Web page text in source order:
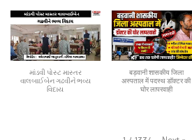
માંડવી પોસ્ટ માસ્તર
વાલબાઈબેન ગઢવીને ભવ્ય
વિદાય
बड़वानी शासकीय जिला
अस्पताल में पदस्थ डॉक्टर की
घोर लापरवाही